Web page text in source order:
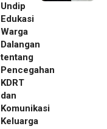
Undip
Edukasi
Warga
Dalangan
tentang
Pencegahan
KDRT
dan
Komunikasi
Keluarga